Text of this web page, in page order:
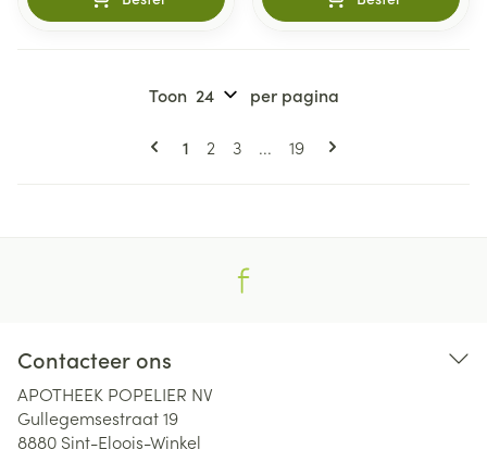
Pagina's
U lees momenteel pagina
1 Pagina
2 Pagina
3 ... Pagina
19
Toon per pagina
Contacteer ons
APOTHEEK POPELIER NV
Gullegemsestraat 19
8880 Sint-Eloois-Winkel